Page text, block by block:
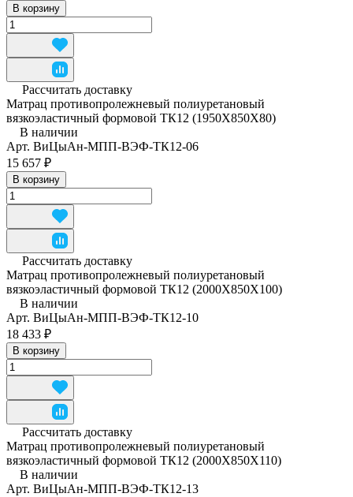
В корзину
Рассчитать доставку
Матрац противопролежневый полиуретановый
вязкоэластичный формовой ТК12 (1950Х850Х80)
В наличии
Арт. ВиЦыАн-МПП-ВЭФ-ТК12-06
15 657 ₽
В корзину
Рассчитать доставку
Матрац противопролежневый полиуретановый
вязкоэластичный формовой ТК12 (2000Х850Х100)
В наличии
Арт. ВиЦыАн-МПП-ВЭФ-ТК12-10
18 433 ₽
В корзину
Рассчитать доставку
Матрац противопролежневый полиуретановый
вязкоэластичный формовой ТК12 (2000Х850Х110)
В наличии
Арт. ВиЦыАн-МПП-ВЭФ-ТК12-13